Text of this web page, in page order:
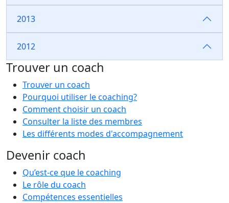
2013
2012
Trouver un coach
Trouver un coach
Pourquoi utiliser le coaching?
Comment choisir un coach
Consulter la liste des membres
Les différents modes d'accompagnement
Devenir coach
Qu’est-ce que le coaching
Le rôle du coach
Compétences essentielles